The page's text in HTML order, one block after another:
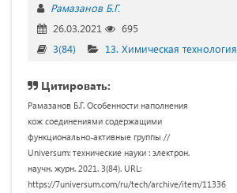
Рамазанов Б.Г.
26.03.2021
695
3(84)
13. Химическая технология
Цитировать:
Рамазанов Б.Г. Особенности наполнения
кож соединениями содержащими
функционально-активные группы //
Universum: технические науки : электрон.
научн. журн. 2021. 3(84). URL:
https://7universum.com/ru/tech/archive/item/11336